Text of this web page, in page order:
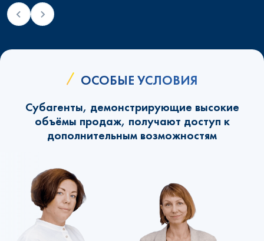
ОСОБЫЕ УСЛОВИЯ
Субагенты, демонстрирующие высокие
объёмы продаж, получают доступ к
дополнительным возможностям